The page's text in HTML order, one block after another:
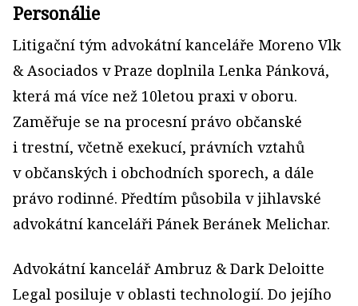
Personálie
Litigační tým advokátní kanceláře Moreno Vlk
& Asociados v Praze doplnila Lenka Pánková,
která má více než 10letou praxi v oboru.
Zaměřuje se na procesní právo občanské
i trestní, včetně exekucí, právních vztahů
v občanských i obchodních sporech, a dále
právo rodinné. Předtím působila v jihlavské
advokátní kanceláři Pánek Beránek Melichar.
Advokátní kancelář Ambruz & Dark Deloitte
Legal posiluje v oblasti technologií. Do jejího